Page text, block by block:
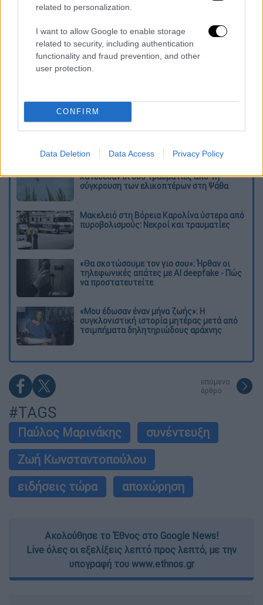
related to personalization.
I want to allow Google to enable storage
related to security, including authentication
functionality and fraud prevention, and other
user protection.
CONFIRM
Data Deletion Data Access Privacy Policy
καταχώρηση
κατέθεσαν οι δύο τραυματίες από τη
σύγκρουση των ελικοπτέρων στη Ψάθα
Μακελειό στη Βόρεια Καρολίνα ύστερα από
πυροβολισμούς: Νεκροί και τραυματίες
«Θα σκοτώσουμε τον γιο σου»: Ήρθαν οι
τηλεφωνικές απάτες με AI deepfake - Πώς
να προστατευτείτε
«Μου έδωσαν έναν μήνα ζωής»: Η
συγκλονιστική ιστορία μητέρας μετά από
τσιμπήματα δηλητηριώδους αράχνης
επόμενο
άρθρο
#TAGS
Παύλος Μαρινάκης
συνέντευξη
Ζωή Κωνσταντοπούλου
ειδήσεις τώρα
αποχώρηση
Ακολούθησε το Έθνος στο Google News!
Live όλες οι εξελίξεις λεπτό προς λεπτό, με την
υπογραφή του www.ethnos.gr